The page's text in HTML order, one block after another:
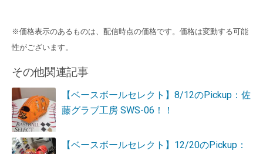
※価格表示のあるものは、配信時点の価格です。価格は変動する可能
性がございます。
その他関連記事
【ベースボールセレクト】8/12のPickup：佐
藤グラブ工房 SWS-06！！
【ベースボールセレクト】12/20のPickup：